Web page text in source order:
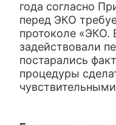
года согласно
перед ЭКО
протоколе «ЭКО.
задействовали
постарались
процедуры